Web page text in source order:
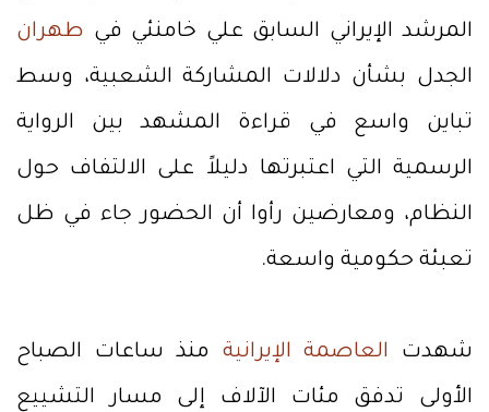
المرشد الإيراني السابق علي خامنئي في طهران
الجدل بشأن دلالات المشاركة الشعبية، وسط
تباين واسع في قراءة المشهد بين الرواية
الرسمية التي اعتبرتها دليلاً على الالتفاف حول
النظام، ومعارضين رأوا أن الحضور جاء في ظل
تعبئة حكومية واسعة.
شهدت العاصمة الإيرانية منذ ساعات الصباح
الأولى تدفق مئات الآلاف إلى مسار التشييع